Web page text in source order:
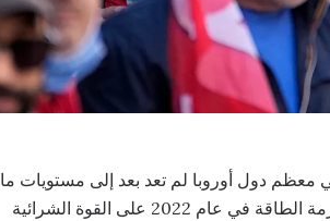
معظم دول أوروبا لم تعد بعد إلى مستويات ما
قبل جائحة كورونا، في ظل استمرار تأثير موجة التضخم التي أعقبت أزمة الطاقة في عام 2022 على القوة الشرائية